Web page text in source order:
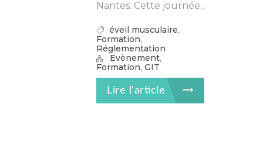
Nantes. Cette journée...
éveil musculaire,
Formation,
Réglementation
Evènement,
Formation, GIT
Lire l'article